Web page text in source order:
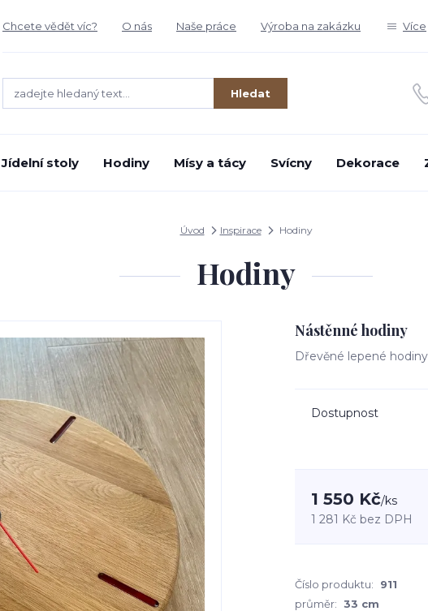
Chcete vědět víc? O nás Naše práce Výroba na zakázku Více
Hledat
Jídelní stoly Hodiny Mísy a tácy Svícny Dekorace
Úvod Inspirace Hodiny
Hodiny
Nástěnné hodiny
Dřevěné lepené
Dostupnost
1 550 Kč/ks
1 281 Kč bez DPH
Číslo produktu: 911
průměr: 33 cm